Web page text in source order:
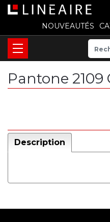
NOUVEAUTÉS
Pantone 2109
Description